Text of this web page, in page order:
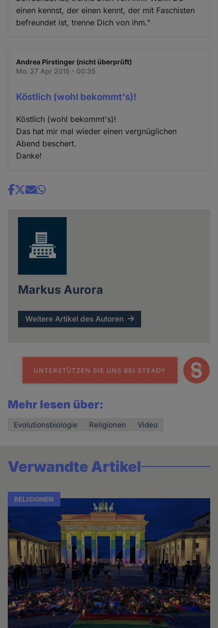
einen kennst, der einen kennt, der mit Faschisten
befreundet ist, trenne Dich von ihm."
Andrea Pirstinger (nicht überprüft)
Mo. 27 Apr 2015 - 00:35
Köstlich (wohl bekommt's)!
Köstlich (wohl bekommt's)!
Das hat mir mal wieder einen vergnüglichen
Abend beschert.
Danke!
Share
Markus Aurora
Weitere Artikel des Autoren
Mehr lesen über:
Evolutionsbiologie Religionen Video
Verwandte Artikel
RELIGIONEN